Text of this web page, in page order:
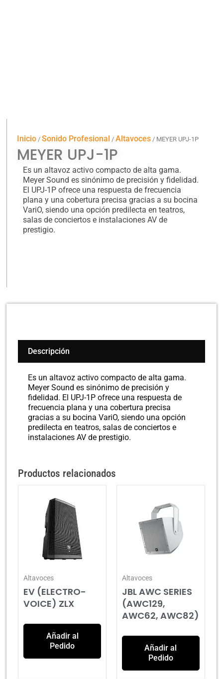
Inicio /Sonido Profesional /Altavoces / MEYER UPJ-1P
MEYER UPJ-1P
Es un altavoz activo compacto de alta gama.
Meyer Sound es sinónimo de precisión y fidelidad.
El UPJ-1P ofrece una respuesta de frecuencia
plana y una cobertura precisa gracias a su bocina
VariO, siendo una opción predilecta en teatros,
salas de conciertos e instalaciones AV de
prestigio.
Descripción
Es un altavoz activo compacto de alta gama.
Meyer Sound es sinónimo de precisión y
fidelidad. El UPJ-1P ofrece una respuesta de
frecuencia plana y una cobertura precisa
gracias a su bocina VariO, siendo una opción
predilecta en teatros, salas de conciertos e
instalaciones AV de prestigio.
Productos relacionados
Altavoces
EV (ELECTRO-
VOICE) ZLX
Añadir al
Pedido
Altavoces
JBL AWC SERIES
(AWC129,
AWC62, AWC82)
Añadir al
Pedido